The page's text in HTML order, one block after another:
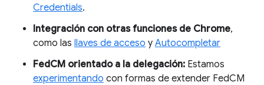
Credentials.
Integración con otras funciones de Chrome,
como las llaves de acceso y Autocompletar
FedCM orientado a la delegación: Estamos
experimentando con formas de extender FedCM